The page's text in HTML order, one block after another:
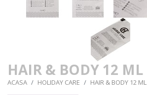
HAIR & BODY 12 ML
ACASA HOLIDAY CARE HAIR & BODY 12 ML